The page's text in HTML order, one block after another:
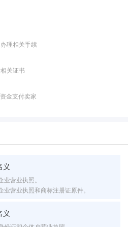
理相关手续
关证书
金支付卖家
义
营业执照。
业营业执照和商标注册证原件。
义